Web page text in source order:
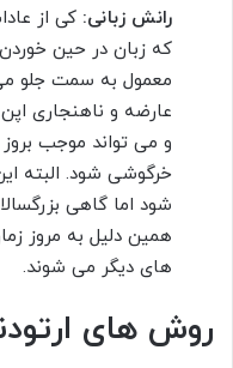
رانش زبانی: کی از
که زبان در حین
معمول به سمت جلو می
عارضه و ناهنجاری
و می تواند موجب
خرگوشی شود. البته
شود اما گاهی
همین دلیل به مروز
های دیگر می شوند.
روش های